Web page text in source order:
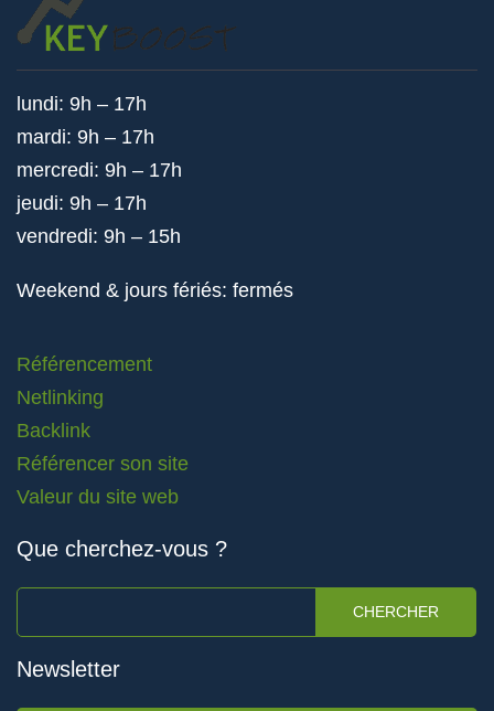
lundi: 9h – 17h
mardi: 9h – 17h
mercredi: 9h – 17h
jeudi: 9h – 17h
vendredi: 9h – 15h
Weekend & jours fériés: fermés
Référencement
Netlinking
Backlink
Référencer son site
Valeur du site web
Que cherchez-vous ?
CHERCHER
Newsletter